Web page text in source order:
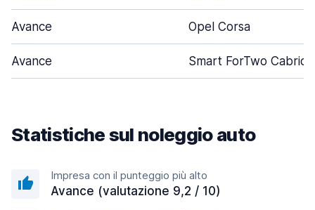
Avance Opel Corsa
Avance Smart ForTwo Cabrio
Statistiche sul noleggio auto
Impresa con il punteggio più alto
Avance (valutazione 9,2 / 10)